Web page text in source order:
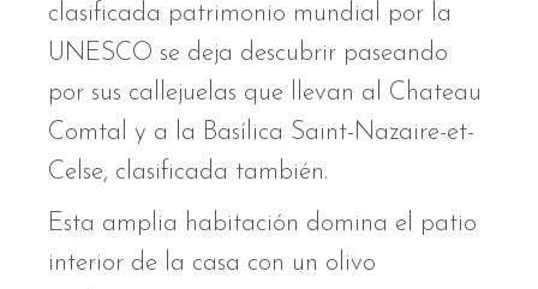
clasificada patrimonio mundial por la
UNESCO se deja descubrir paseando
por sus callejuelas que llevan al Chateau
Comtal y a la Basílica Saint-Nazaire-et-
Celse, clasificada también.
Esta amplia habitación domina el patio
interior de la casa con un olivo